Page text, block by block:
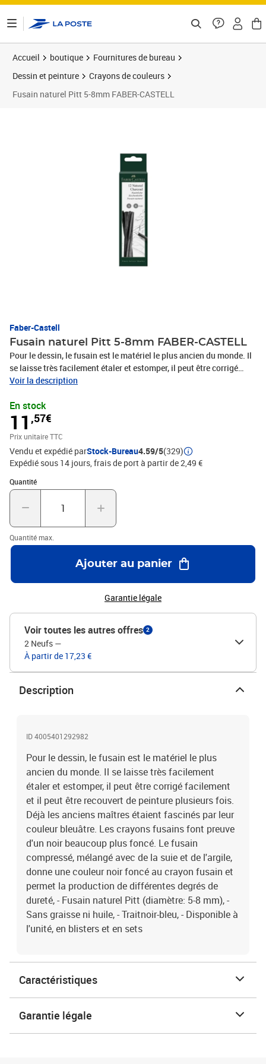
Accueil boutique
Fournitures de bureau
Dessin et peinture
Crayons de couleurs
Fusain naturel Pitt 5-8mm FABER-CASTELL
Faber-Castell
Fusain naturel Pitt 5-8mm FABER-CASTELL
Pour le dessin, le fusain est le matériel le plus ancien du monde. Il
se laisse très facilement étaler et estomper, il peut être corrigé
facilement et il peut être recouvert de peinture plusieurs fois. Déjà
crayons fusains font preuve d'un noir beaucoup plus foncé. Le
fusain compressé, mélangé avec de la suie et de l'argile, donne une
couleur noir foncé au crayon fusain et permet la production de
différentes degrés de dureté, - Fusain naturel Pitt (diamètre: 5-8
mm), - Sans graisse ni huile, - Traitnoir-bleu, - Disponible à l'unité,
en blisters et en sets
Voir la description
En stock
11 ,57€
Prix unitaire TTC
Vendu et expédié parStock-Bureau4.59/5(329)
Expédié sous 14 jours, frais de port à partir de 2,49 €
Quantité
Quantité : 1
Quantité max.
Ajouter au panier
Garantie légale
Voir toutes les autres offres 2
2 Neufs —
À partir de 17,23 €
Description
ID 4005401292982
Pour le dessin, le fusain est le matériel le plus
ancien du monde. Il se laisse très facilement
étaler et estomper, il peut être corrigé facilement
et il peut être recouvert de peinture plusieurs fois.
Déjà les anciens maîtres étaient fascinés par leur
couleur bleuâtre. Les crayons fusains font preuve
d'un noir beaucoup plus foncé. Le fusain
compressé, mélangé avec de la suie et de l'argile,
donne une couleur noir foncé au crayon fusain et
permet la production de différentes degrés de
dureté, - Fusain naturel Pitt (diamètre: 5-8 mm), -
Sans graisse ni huile, - Traitnoir-bleu, - Disponible à
l'unité, en blisters et en sets
Caractéristiques
Garantie légale